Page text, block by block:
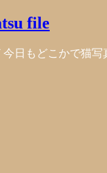
file
日もどこかで猫写